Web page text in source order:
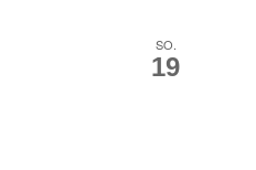
SO.
19